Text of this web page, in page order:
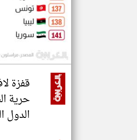
قفزة
حرية
الدول